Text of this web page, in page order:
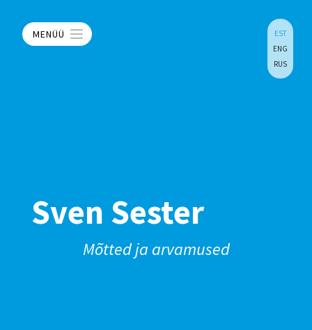
MENÜÜ
EST
ENG
RUS
Sven Sester
Mõtted ja arvamused